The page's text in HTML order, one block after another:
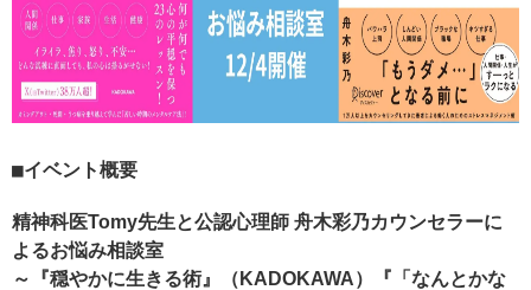
イベント概要
精神科医Tomy先生と公認心理師 舟木彩乃カウンセラーに
よるお悩み相談室
～『穏やかに生きる術』（KADOKAWA）『「なんとかな